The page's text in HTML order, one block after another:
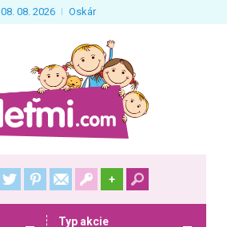
08. 08. 2026 Oskár
+
Typ akcie